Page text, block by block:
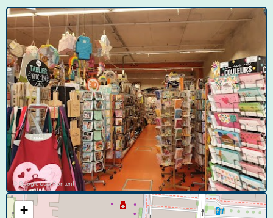
© Google User Content
+